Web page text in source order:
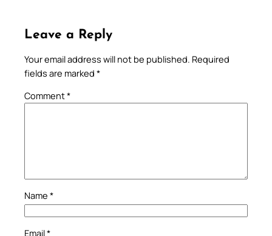
Leave a Reply
Your email address will not be published. Required
fields are marked *
Comment*
Name *
Email*